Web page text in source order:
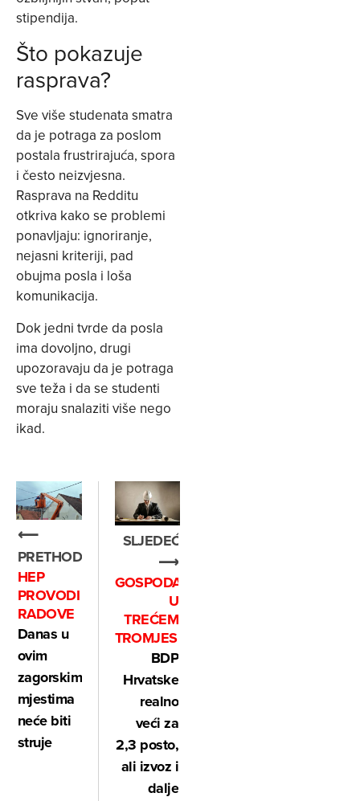
stipendija.
Što pokazuje
rasprava?
Sve više studenata smatra
da je potraga za poslom
postala frustrirajuća, spora
i često neizvjesna.
Rasprava na Redditu
otkriva kako se problemi
ponavljaju: ignoriranje,
nejasni kriteriji, pad
obujma posla i loša
komunikacija.
Dok jedni tvrde da posla
ima dovoljno, drugi
upozoravaju da je potraga
sve teža i da se studenti
moraju snalaziti više nego
ikad.
⟵
PRETHODNO
HEP
PROVODI
RADOVE
Danas u
ovim
zagorskim
mjestima
neće biti
struje
SLJEDEĆE
⟶
GOSPODARSTVO
U
TREĆEM
TROMJESEČJU
BDP
Hrvatske
realno
veći za
2,3 posto,
ali izvoz i
dalje